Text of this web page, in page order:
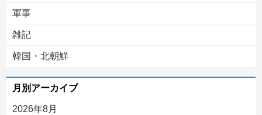
軍事
雑記
韓国・北朝鮮
月別アーカイブ
2026年8月